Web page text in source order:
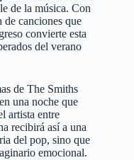
de la música. Con
de canciones que
convierte esta
del verano
de The Smiths
una noche que
artista entre
recibirá así a una
del pop, sino que
emocional.